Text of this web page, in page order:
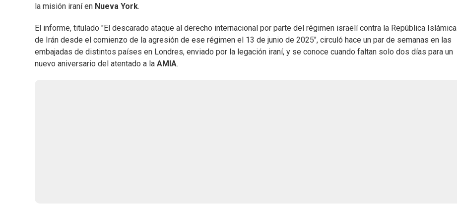
la misión iraní en Nueva York.
El informe, titulado "El descarado ataque al derecho internacional por parte del régimen israelí contra la República Islámica
de Irán desde el comienzo de la agresión de ese régimen el 13 de junio de 2025", circuló hace un par de semanas en las
embajadas de distintos países en Londres, enviado por la legación iraní, y se conoce cuando faltan solo dos días para un
nuevo aniversario del atentado a la AMIA.